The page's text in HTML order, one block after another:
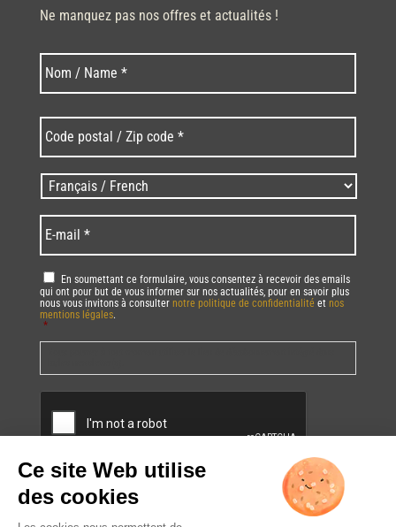
Ne manquez pas nos offres et actualités !
Nom * Nom
postal
/
Zip
code
* *
Langues
/
Language *
mail *
RGPD *
En soumettant ce formulaire, vous consentez à recevoir des emails
qui ont pour but de vous informer sur nos actualités, pour en savoir plus
nous vous invitons à consulter notre politique de confidentialité et nos
mentions légales.
*